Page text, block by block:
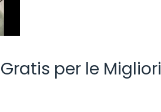
per le Migliori